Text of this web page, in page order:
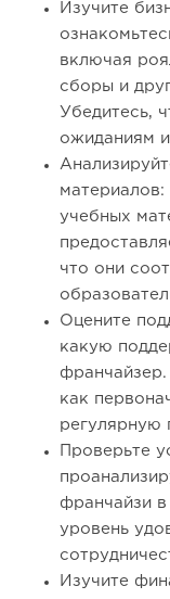
Изучите
включая
сборы и
Убедитесь,
ожиданиям
материалов:
учебных
что они
Оцените
какую
как
регулярную
Проверьте
франчайзи в
уровень
Изучите